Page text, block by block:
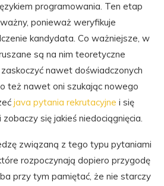
programowania. Ten etap
ponieważ weryfikuje
kandydata. Co ważniejsze, w
są na nim teoretyczne
nawet doświadczonych
też nawet oni szukając nowego
java pytania rekrutacyjne i się
się jakieś niedociągnięcia.
związaną z tego typu pytaniami
rozpoczynają dopiero przygodę
przy tym pamiętać, że nie starczy